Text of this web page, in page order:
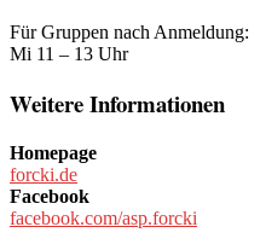
Für Gruppen nach Anmeldung:
Mi 11 – 13 Uhr
Weitere Informationen
Homepage
forcki.de
Facebook
facebook.com/asp.forcki